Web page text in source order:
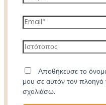
Email*
Ιστότοπος
Αποθήκευσε το
μου σε αυτόν τον
σχολιάσω.